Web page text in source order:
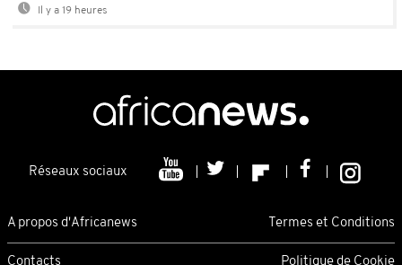
Il y a 19 heures
Réseaux sociaux
A propos d'Africanews Termes et Conditions
Contacts Politique de Cookie